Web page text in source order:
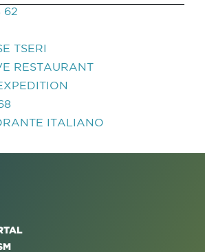
62
TSERI
RESTAURANT
ITALIANO